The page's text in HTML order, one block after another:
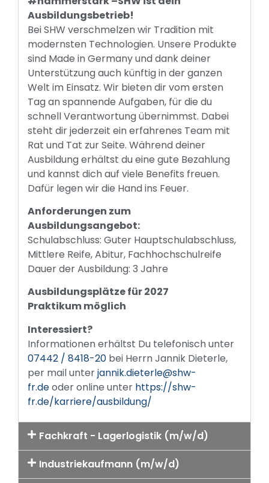
Ausbildungsbetrieb!
Bei SHW verschmelzen wir Tradition mit
modernsten Technologien. Unsere Produkte
sind Made in Germany und dank deiner
Unterstützung auch künftig in der ganzen
Welt im Einsatz. Wir bieten dir vom ersten
Tag an spannende Aufgaben, für die du
schnell Verantwortung übernimmst. Dabei
steht dir jederzeit ein erfahrenes Team mit
Rat und Tat zur Seite. Während deiner
Ausbildung erhältst du eine gute Bezahlung
und kannst dich auf viele Benefits freuen.
Dafür legen wir die Hand ins Feuer.
Anforderungen zum
Ausbildungsangebot:
Schulabschluss: Guter Hauptschulabschluss,
Mittlere Reife, Abitur, Fachhochschulreife
Dauer der Ausbildung: 3 Jahre
Ausbildungsplätze für 2027
Praktikum möglich
Interessiert?
Informationen erhältst Du telefonisch unter
07442 / 8418-20 bei Herrn Jannik Dieterle,
per mail unterjannik.dieterle@shw-
fr.deoder online unter https://shw-
fr.de/karriere/ausbildung/
Fachkraft - Lagerlogistik (m/w/d)
Industriekaufmann (m/w/d)